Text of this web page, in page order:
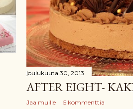
joulukuuta 30, 2013
AFTER EIGHT-
Jaa muille 5 kommenttia